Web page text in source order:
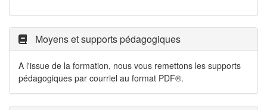
Moyens et supports pédagogiques
A l'issue de la formation, nous vous remettons les supports
pédagogiques par courriel au format PDF®.